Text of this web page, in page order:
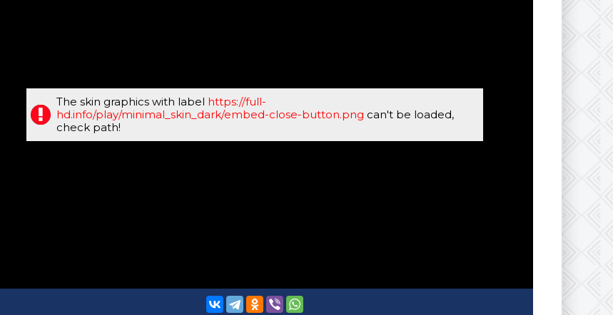
The skin graphics with label https://full-
hd.info/play/minimal_skin_dark/embed-close-button.png can't be loaded,
check path!